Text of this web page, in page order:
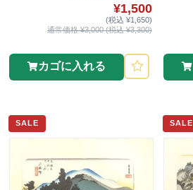
¥1,500
(税込 ¥1,650)
通常価格 ¥3,000 (税込 ¥3,300)
カゴに入れる
SALE SALE